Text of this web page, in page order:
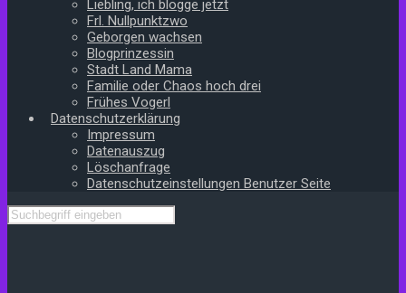
Liebling, ich blogge jetzt
Frl. Nullpunktzwo
Geborgen wachsen
Blogprinzessin
Stadt Land Mama
Familie oder Chaos hoch drei
Frühes Vogerl
Datenschutzerklärung
Impressum
Datenauszug
Löschanfrage
Datenschutzeinstellungen Benutzer Seite